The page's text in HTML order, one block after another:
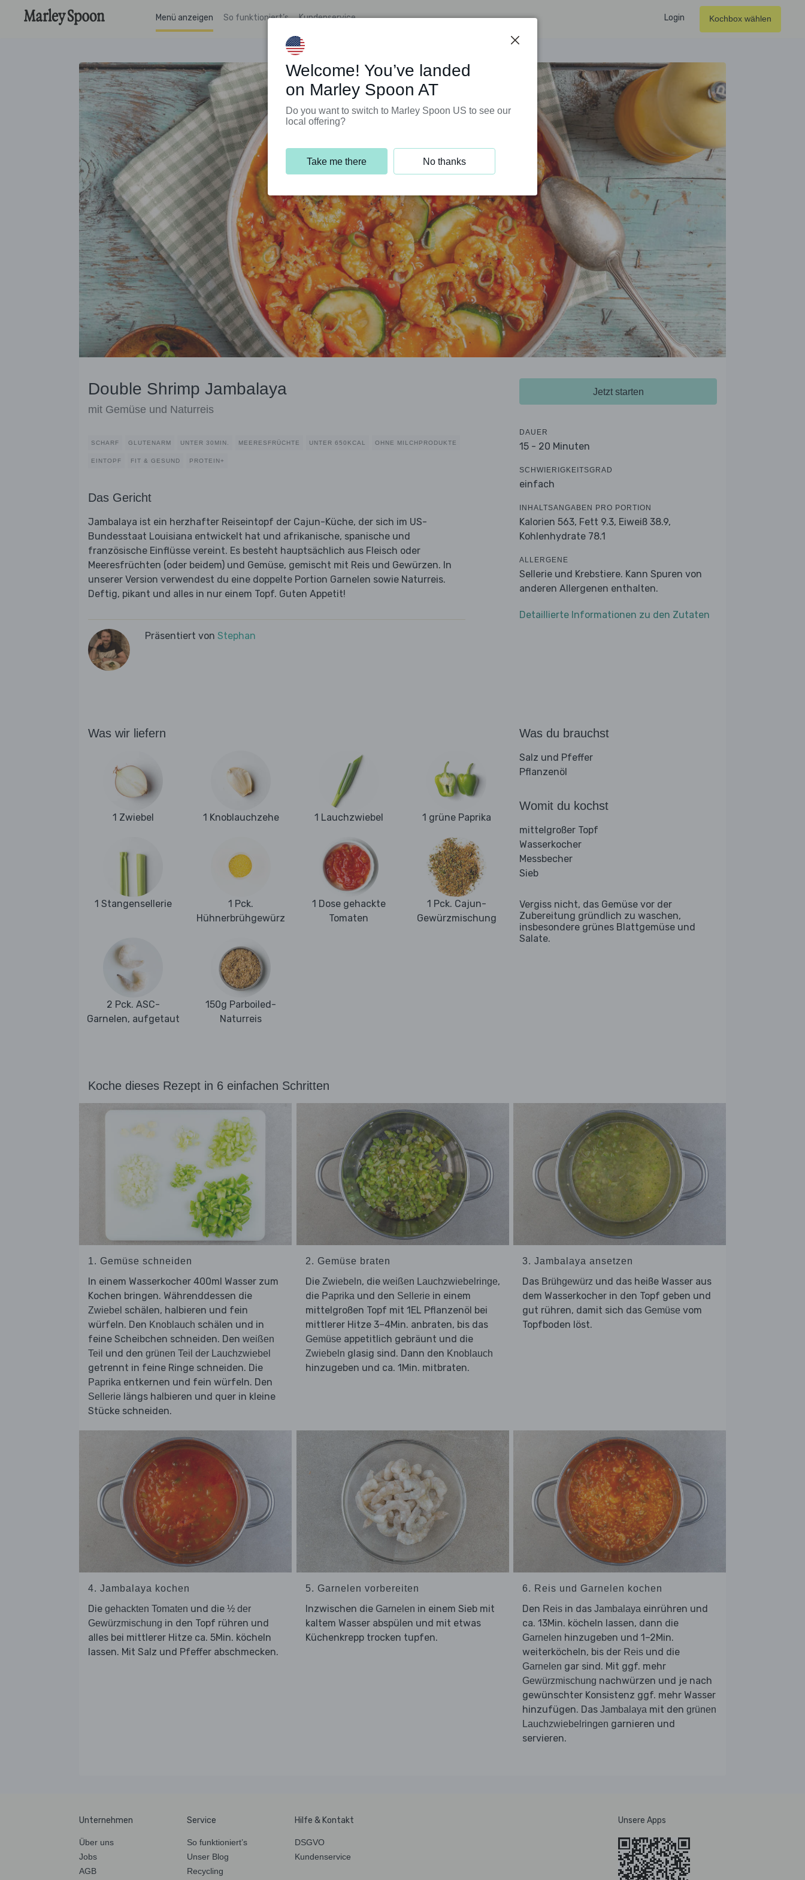
Menü anzeigen So funktioniert’s Kundenservice Login Kochbox wählen
Double Shrimp Jambalaya
mit Gemüse und Naturreis
SCHARF GLUTENARM UNTER 30MIN. MEERESFRÜCHTE UNTER 650KCAL OHNE MILCHPRODUKTE
EINTOPF FIT & GESUND PROTEIN+
Das Gericht
Jambalaya ist ein herzhafter Reiseintopf der Cajun-Küche, der sich im US-
Bundesstaat Louisiana entwickelt hat und afrikanische, spanische und
französische Einflüsse vereint. Es besteht hauptsächlich aus Fleisch oder
Meeresfrüchten (oder beidem) und Gemüse, gemischt mit Reis und Gewürzen. In
unserer Version verwendest du eine doppelte Portion Garnelen sowie Naturreis.
Deftig, pikant und alles in nur einem Topf. Guten Appetit!
Präsentiert von Stephan
Jetzt starten
DAUER
15 - 20 Minuten
SCHWIERIGKEITSGRAD
einfach
INHALTSANGABEN PRO PORTION
Kalorien 563, Fett 9.3, Eiweiß 38.9,
Kohlenhydrate 78.1
ALLERGENE
Sellerie und Krebstiere. Kann Spuren von
anderen Allergenen enthalten.
Detaillierte Informationen zu den Zutaten
Was wir liefern
1 Zwiebel 1 Knoblauchzehe 1 Lauchzwiebel 1 grüne Paprika
1 Stangensellerie
1 Pck.
Hühnerbrühgewürz
1 Dose gehackte
Tomaten
1 Pck. Cajun-
Gewürzmischung
2 Pck. ASC-
Garnelen, aufgetaut
150g Parboiled-
Naturreis
Was du brauchst
Salz und Pfeffer
Pflanzenöl
Womit du kochst
mittelgroßer Topf
Wasserkocher
Messbecher
Sieb
Vergiss nicht, das Gemüse vor der
Zubereitung gründlich zu waschen,
insbesondere grünes Blattgemüse und
Salate.
Koche dieses Rezept in 6 einfachen Schritten
1. Gemüse schneiden
In einem Wasserkocher 400ml Wasser zum
Kochen bringen. Währenddessen die
Zwiebel schälen, halbieren und fein
würfeln. Den Knoblauch schälen und in
feine Scheibchen schneiden. Den weißen
Teil und den grünen Teil der Lauchzwiebel
getrennt in feine Ringe schneiden. Die
Paprika entkernen und fein würfeln. Den
Sellerie längs halbieren und quer in kleine
Stücke schneiden.
2. Gemüse braten
Die Zwiebeln, die weißen Lauchzwiebelringe,
die Paprikaund den Sellerie in einem
mittelgroßen Topf mit 1EL Pflanzenöl bei
mittlerer Hitze 3–4Min. anbraten, bis das
Gemüse appetitlich gebräunt und die
Zwiebeln glasig sind. Dann den Knoblauch
hinzugeben und ca. 1Min. mitbraten.
3. Jambalaya ansetzen
Das Brühgewürz und das heiße Wasser aus
dem Wasserkocher in den Topf geben und
gut rühren, damit sich das Gemüse vom
Topfboden löst.
4. Jambalaya kochen
Die gehackten Tomaten und die ½ der
Gewürzmischung in den Topf rühren und
alles bei mittlerer Hitze ca. 5Min. köcheln
lassen. Mit Salz und Pfeffer abschmecken.
5. Garnelen vorbereiten
Inzwischen die Garnelen in einem Sieb mit
kaltem Wasser abspülen und mit etwas
Küchenkrepp trocken tupfen.
6. Reis und Garnelen kochen
Den Reis in das Jambalaya einrühren und
ca. 13Min. köcheln lassen, dann die
Garnelen hinzugeben und 1–2Min.
weiterköcheln, bis der Reis und die
Garnelen gar sind. Mit ggf. mehr
Gewürzmischung nachwürzen und je nach
gewünschter Konsistenz ggf. mehr Wasser
hinzufügen. Das Jambalaya mit den grünen
Lauchzwiebelringen garnieren und
servieren.
Unternehmen
Über uns
Jobs
AGB
Service
So funktioniert’s
Unser Blog
Recycling
Hilfe & Kontakt
DSGVO
Kundenservice
Unsere Apps
Welcome! You’ve landed
on Marley Spoon AT
Do you want to switch to Marley Spoon US to see our
local offering?
Take me there No thanks